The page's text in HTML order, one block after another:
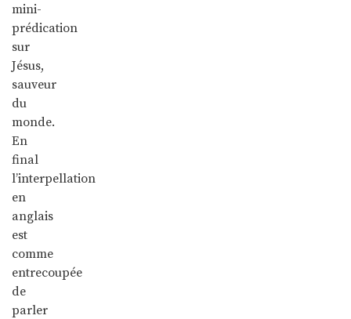
mini-
prédication
sur
Jésus,
sauveur
du
monde.
En
final
l’interpellation
en
anglais
est
comme
entrecoupée
de
parler